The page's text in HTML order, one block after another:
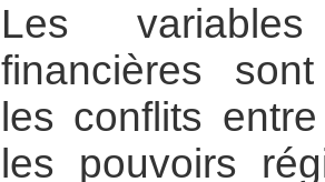
Les
financières
les conflits
les pouvoirs